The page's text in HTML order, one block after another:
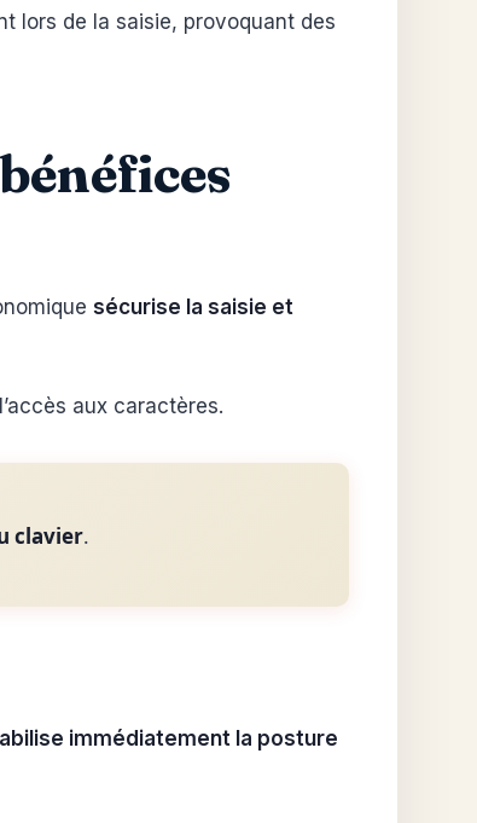
lors de la saisie, provoquant des
sécurise la saisie et
aux caractères.
clavier.
immédiatement la posture